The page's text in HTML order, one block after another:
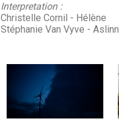
Interpretation :
Christelle Cornil - Hélène
Stéphanie Van Vyve - Aslinn